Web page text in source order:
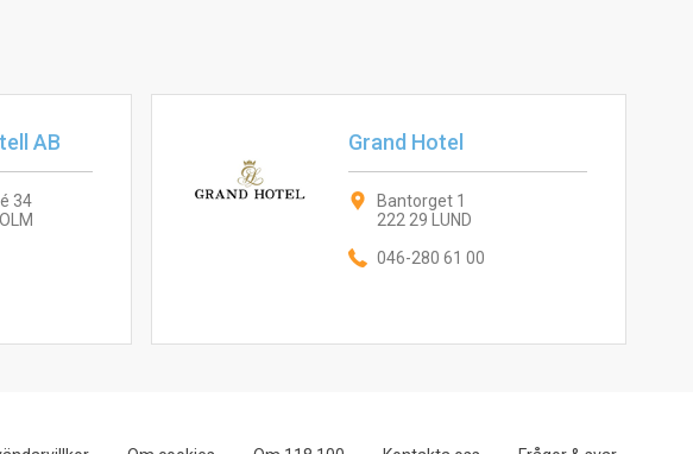
AB
34
Grand Hotel
Bantorget 1
222 29 LUND
046-280 61 00